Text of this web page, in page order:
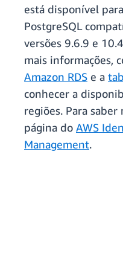
está disponível
PostgreSQL
versões 9.6.9 e
mais informações,
Amazon RDS e a
conhecer a
regiões. Para
página do AWS
Management.